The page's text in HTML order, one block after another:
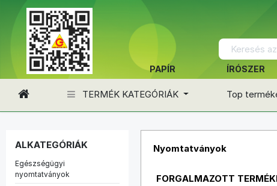
PAPÍR
ÍRÓSZER
TERMÉK KATEGÓRIÁK Top
ALKATEGÓRIÁK
Egészségügyi
nyomtatványok
Nyomtatványok
FORGALMAZOTT